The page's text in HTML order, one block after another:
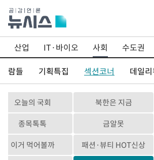
산업 IT·바이오 사회 수도권
사람들
기획특집 섹션코너 데일
오늘의 국회 북한은 지금
종목톡톡
금알못
이거 먹어볼까
패션·뷰티 HOT신상